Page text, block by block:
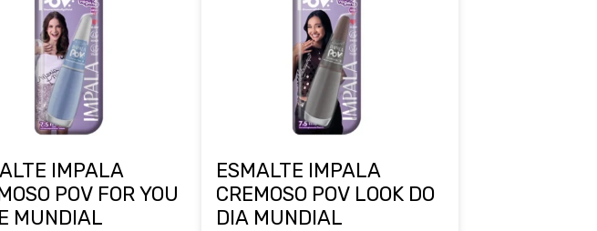
IMPALA
POV FOR YOU
MUNDIAL
ESMALTE IMPALA
CREMOSO POV LOOK DO
DIA MUNDIAL